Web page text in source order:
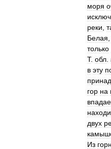
моря
реки
Белая
только
Т. обл
в эту
гор на
двух
Из